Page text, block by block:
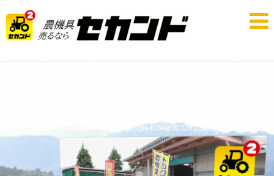
google-site-verification: google408ec4f03261f3aa.html